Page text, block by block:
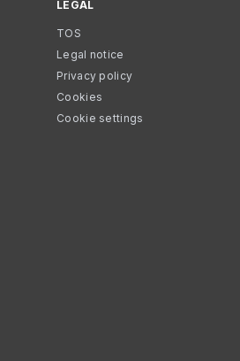
LEGAL
TOS
Legal notice
Privacy policy
Cookies
Cookie settings